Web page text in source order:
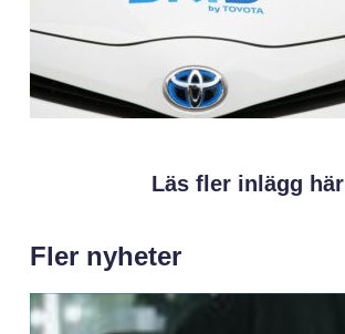
Läs fler inlägg här
Fler nyheter